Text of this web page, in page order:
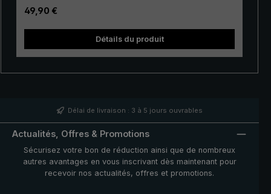
stabilité et leur finition haut de gamme. Grâce à
l'utilisation de matériaux innovants, le « Swing » est en
outre très léger et peut donc être porté
confortablement à la main. Qu'il s'agisse d'une courte
averse ou d'une pluie persistante, le très populaire
fiable même dans des conditions météorologiques
Prix régulier :
49,90 €
Détails du produit
Délai de livraison : 3 à 5 jours ouvrables
Actualités, Offres & Promotions
Sécurisez votre bon de réduction ainsi que de nombreux
autres avantages en vous inscrivant dès maintenant pour
recevoir nos actualités, offres et promotions.